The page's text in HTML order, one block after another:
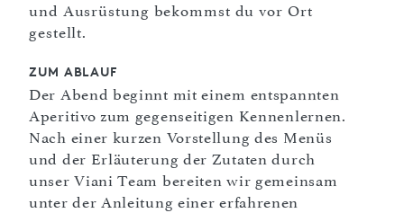
und Ausrüstung bekommst du vor Ort
gestellt.
ZUM ABLAUF
Der Abend beginnt mit einem entspannten
Aperitivo zum gegenseitigen Kennenlernen.
Nach einer kurzen Vorstellung des Menüs
und der Erläuterung der Zutaten durch
unser Viani Team bereiten wir gemeinsam
unter der Anleitung einer erfahrenen